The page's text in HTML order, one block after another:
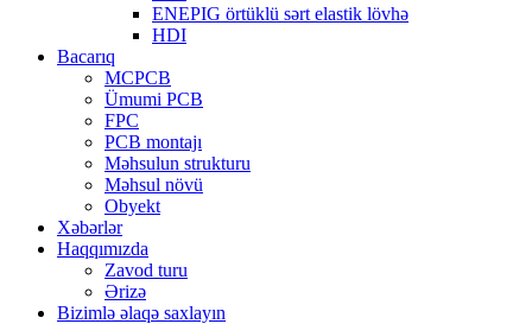
ENEPIG örtüklü sərt elastik lövhə
HDI
Bacarıq
MCPCB
Ümumi PCB
FPC
PCB montajı
Məhsulun strukturu
Məhsul növü
Obyekt
Xəbərlər
Haqqımızda
Zavod turu
Ərizə
Bizimlə əlaqə saxlayın